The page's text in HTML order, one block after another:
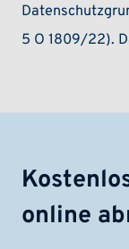
5 O 1809/22).
online